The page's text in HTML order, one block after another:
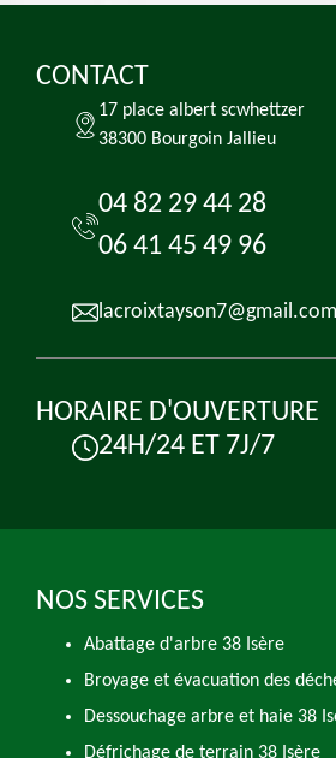
CONTACT
17 place albert scwhettzer
38300 Bourgoin Jallieu
04 82 29 44 28
06 41 45 49 96
lacroixtayson7@gmail.com
HORAIRE D'OUVERTURE
24H/24 ET 7J/7
NOS SERVICES
Abattage d'arbre 38 Isère
Broyage et évacuation des
Dessouchage arbre et haie 38
Défrichage de terrain 38 Isère